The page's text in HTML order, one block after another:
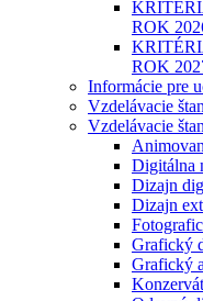
ROK
ROK
Informácie pre
Vzdelávacie
Vzdelávacie
Digitálna
Dizajn
Dizajn
Grafický
Grafický